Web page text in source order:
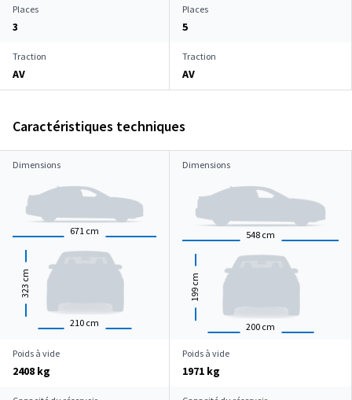
Places
3
Places
5
Traction
AV
Traction
AV
Caractéristiques techniques
Dimensions
671 cm
210 cm
323
cm
Dimensions
548 cm
200 cm
199
cm
Poids à vide
2408 kg
Poids à vide
1971 kg